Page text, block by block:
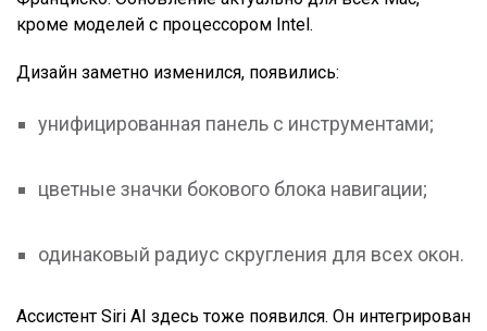
кроме моделей с процессором Intel.
Дизайн заметно изменился, появились:
унифицированная панель с инструментами;
цветные значки бокового блока навигации;
одинаковый радиус скругления для всех окон.
Ассистент Siri AI здесь тоже появился. Он интегрирован